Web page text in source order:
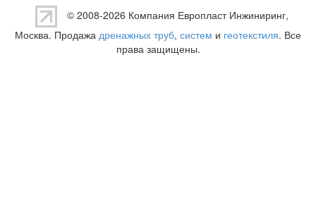
© 2008-2026 Компания Европласт Инжиниринг,
Москва. Продажа дренажных труб, систем и геотекстиля. Все
права защищены.